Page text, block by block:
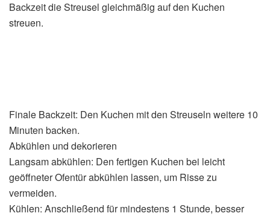
Backzeit die Streusel gleichmäßig auf den Kuchen
streuen.
Finale Backzeit: Den Kuchen mit den Streuseln weitere 10
Minuten backen.
Abkühlen und dekorieren
Langsam abkühlen: Den fertigen Kuchen bei leicht
geöffneter Ofentür abkühlen lassen, um Risse zu
vermeiden.
Kühlen: Anschließend für mindestens 1 Stunde, besser